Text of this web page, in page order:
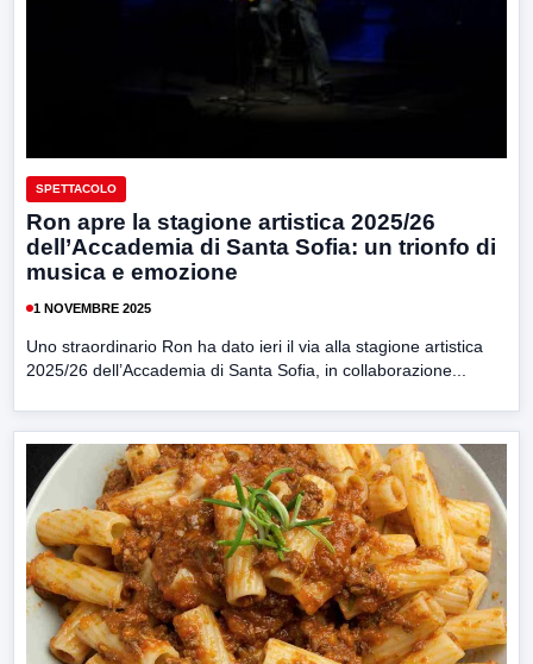
SPETTACOLO
Ron apre la stagione artistica 2025/26
dell’Accademia di Santa Sofia: un trionfo di
musica e emozione
1 NOVEMBRE 2025
Uno straordinario Ron ha dato ieri il via alla stagione artistica
2025/26 dell’Accademia di Santa Sofia, in collaborazione...